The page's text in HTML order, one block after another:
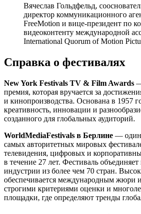
Вячеслав Гольдфельд,
директор коммуникационного
FreeMotion и вице-президент по
видеоконтенту международной
International Quorum of Motion
Справка о фестивалях
New York Festivals TV & Film Awards
премия, которая вручается за
и кинопроизводства. Основана в 1957
креативность, инновации и
созданного для глобальных аудиторий.
WorldMediaFestivals в Берлине — один
самых авторитетных мировых
телевидения, цифровых и
в течение 27 лет. Фестиваль
индустрии из более чем 70 стран.
обеспечивается международным жюри
строгими критериями оценки и
площадки, где определяют тренды